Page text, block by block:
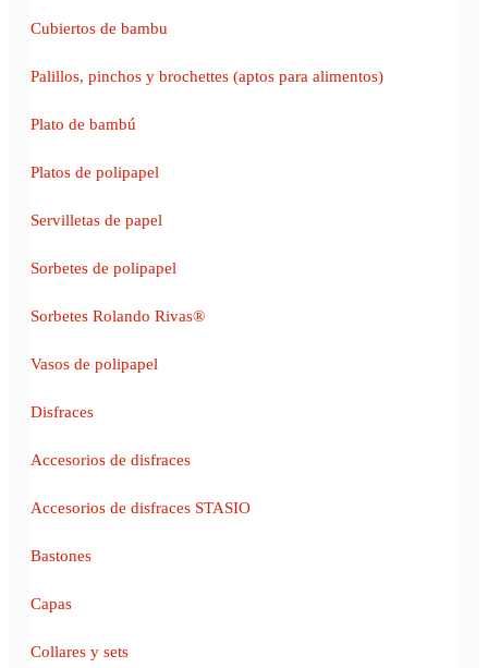
Cubiertos de bambu
Palillos, pinchos y brochettes (aptos para alimentos)
Plato de bambú
Platos de polipapel
Servilletas de papel
Sorbetes de polipapel
Sorbetes Rolando Rivas®
Vasos de polipapel
Disfraces
Accesorios de disfraces
Accesorios de disfraces STASIO
Bastones
Capas
Collares y sets